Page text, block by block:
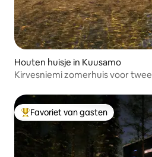
Houten huisje in Kuusamo
Kirvesniemi zomerhuis voor twee
Topfavoriet van gasten
Favoriet van gasten